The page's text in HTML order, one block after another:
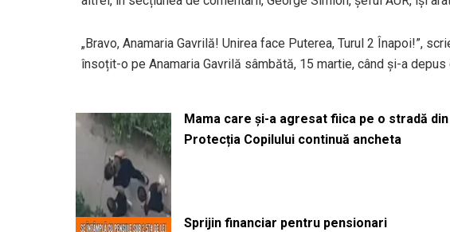
„Bravo, Anamaria Gavrilă! Unirea face Puterea, Turul 2 Înapoi!”,
însoțit-o pe Anamaria Gavrilă sâmbătă, 15 martie, când și-a depus
Mama care și-a agresat fiica pe o stradă
Protecția Copilului continuă ancheta
Sprijin financiar pentru pensionari